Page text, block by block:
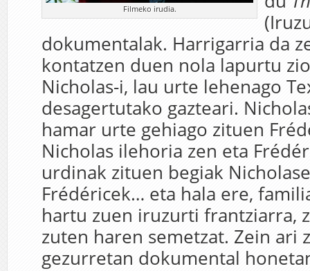
Filmeko irudia.
dokumentalak. Harrigarria da
kontatzen duen nola lapurtu
Nicholas-i, lau urte lehenago
desagertutako gazteari.
hamar urte gehiago zituen
Nicholas ilehoria zen eta
urdinak zituen begiak
Frédéricek… eta hala ere,
hartu zuen iruzurti frantziarra,
zuten haren semetzat. Zein ari
gezurretan dokumental